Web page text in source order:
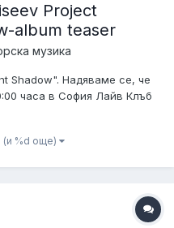
Project
album teaser
музика
Shadow". Надяваме се, че
часа в София Лайв Клъб
(и %d още)